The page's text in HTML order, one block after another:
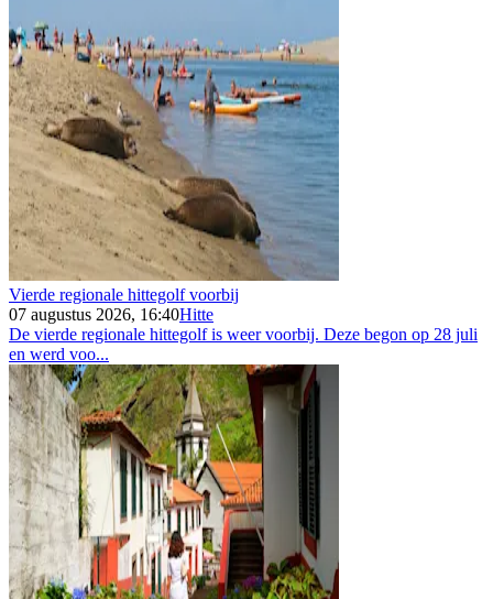
Vierde regionale hittegolf voorbij
07 augustus 2026, 16:40Hitte
De vierde regionale hittegolf is weer voorbij. Deze begon op 28 juli
en werd voo...